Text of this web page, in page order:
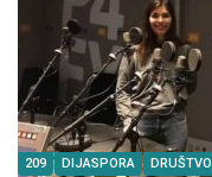
209 DIJASPORA DRUŠTVO